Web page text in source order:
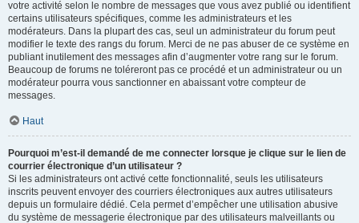
votre activité selon le nombre de messages que vous avez publié ou identifient
certains utilisateurs spécifiques, comme les administrateurs et les
modérateurs. Dans la plupart des cas, seul un administrateur du forum peut
modifier le texte des rangs du forum. Merci de ne pas abuser de ce système en
publiant inutilement des messages afin d’augmenter votre rang sur le forum.
Beaucoup de forums ne toléreront pas ce procédé et un administrateur ou un
modérateur pourra vous sanctionner en abaissant votre compteur de
messages.
Haut
Pourquoi m’est-il demandé de me connecter lorsque je clique sur le lien de
courrier électronique d’un utilisateur ?
Si les administrateurs ont activé cette fonctionnalité, seuls les utilisateurs
inscrits peuvent envoyer des courriers électroniques aux autres utilisateurs
depuis un formulaire dédié. Cela permet d’empêcher une utilisation abusive
du système de messagerie électronique par des utilisateurs malveillants ou